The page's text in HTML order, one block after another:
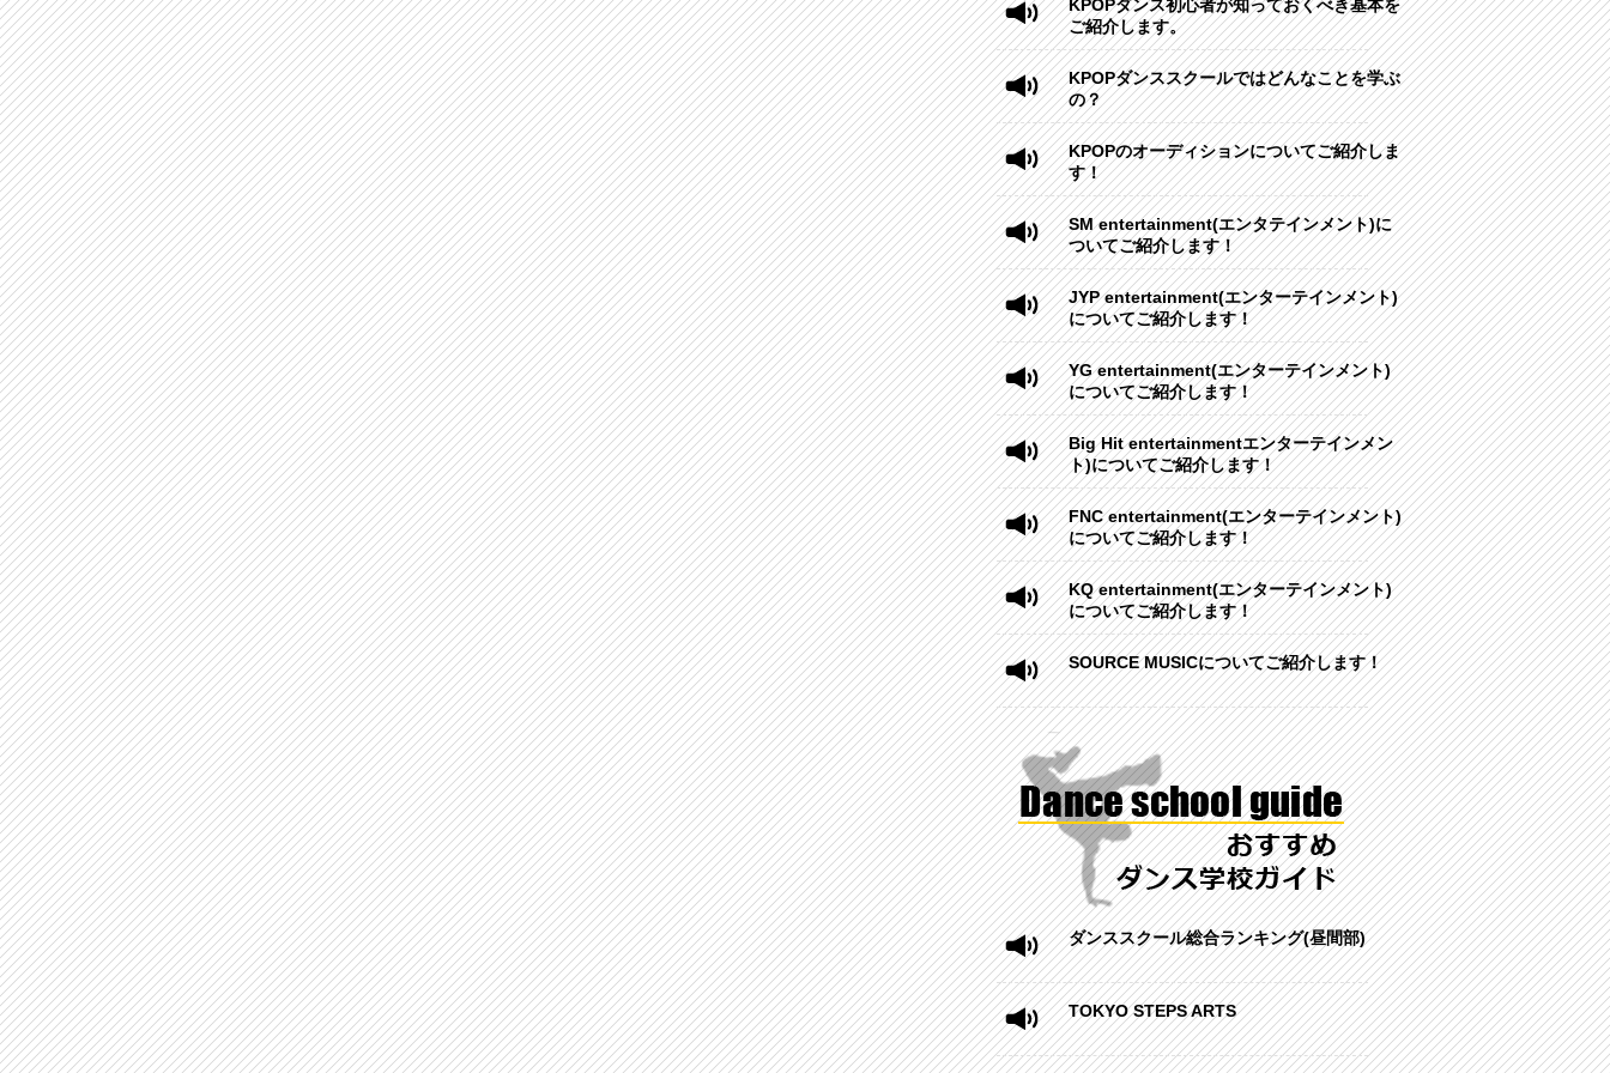
KPOPダンス初心者が知っておくべき基本を
ご紹介します。
KPOPダンススクールではどんなことを学ぶ
の？
KPOPのオーディションについてご紹介しま
す！
SM entertainment(エンタテインメント)に
ついてご紹介します！
JYP entertainment(エンターテインメント)
についてご紹介します！
YG entertainment(エンターテインメント)
についてご紹介します！
Big Hit entertainmentエンターテインメン
ト)についてご紹介します！
FNC entertainment(エンターテインメント)
についてご紹介します！
KQ entertainment(エンターテインメント)
についてご紹介します！
SOURCE MUSICについてご紹介します！
ダンススクール総合ランキング(昼間部)
TOKYO STEPS ARTS